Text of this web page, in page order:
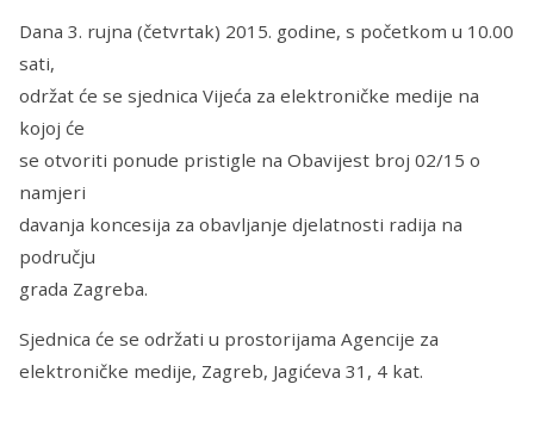
Dana 3. rujna (četvrtak) 2015. godine, s početkom u 10.00
sati,
održat će se sjednica Vijeća za elektroničke medije na
kojoj će
se otvoriti ponude pristigle na Obavijest broj 02/15 o
namjeri
davanja koncesija za obavljanje djelatnosti radija na
području
grada Zagreba.
Sjednica će se održati u prostorijama Agencije za
elektroničke medije, Zagreb, Jagićeva 31, 4 kat.